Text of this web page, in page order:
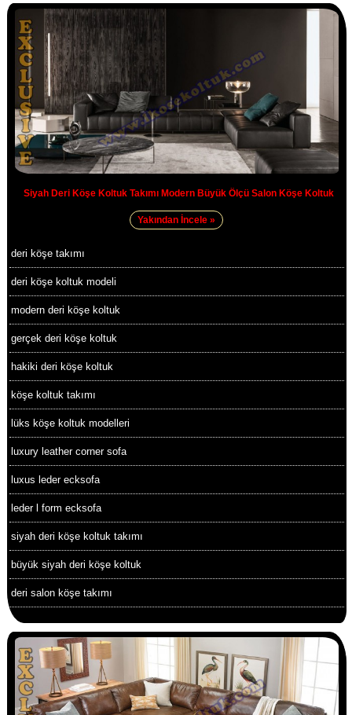
Siyah Deri Köşe Koltuk Takımı Modern Büyük Ölçü Salon Köşe Koltuk
Yakından İncele »
deri köşe takımı
deri köşe koltuk modeli
modern deri köşe koltuk
gerçek deri köşe koltuk
hakiki deri köşe koltuk
köşe koltuk takımı
lüks köşe koltuk modelleri
luxury leather corner sofa
luxus leder ecksofa
leder l form ecksofa
siyah deri köşe koltuk takımı
büyük siyah deri köşe koltuk
deri salon köşe takımı